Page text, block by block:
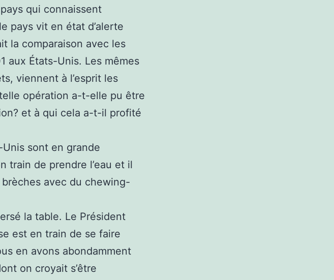
qui connaissent
pays vit en état d’alerte
la comparaison avec les
aux États-Unis. Les mêmes
viennent à l’esprit les
opération a-t-elle pu être
et à qui cela a-t-il profité
sont en grande
train de prendre l’eau et il
avec du chewing-
la table. Le Président
est en train de se faire
en avons abondamment
on croyait s’être